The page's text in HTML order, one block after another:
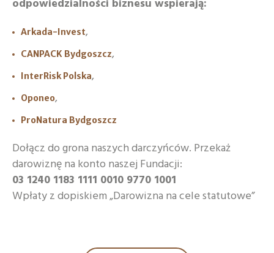
odpowiedzialności biznesu wspierają:
Arkada-Invest,
CANPACK Bydgoszcz,
InterRisk Polska,
Oponeo,
ProNatura Bydgoszcz
Dołącz do grona naszych darczyńców. Przekaż
darowiznę na konto naszej Fundacji:
03 1240 1183 1111 0010 9770 1001
Wpłaty z dopiskiem „Darowizna na cele statutowe”